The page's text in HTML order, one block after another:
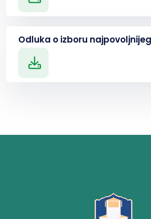
Odluka o izboru